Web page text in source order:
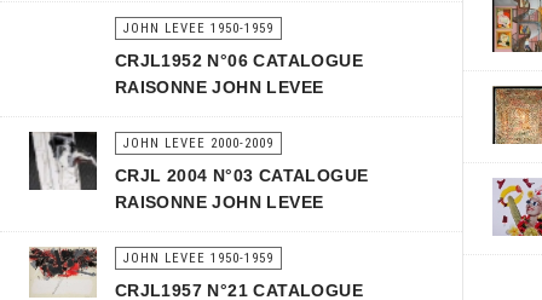
JOHN LEVEE 1950-1959
CRJL1952 N°06 CATALOGUE
RAISONNE JOHN LEVEE
JOHN LEVEE 2000-2009
CRJL 2004 N°03 CATALOGUE
RAISONNE JOHN LEVEE
JOHN LEVEE 1950-1959
CRJL1957 N°21 CATALOGUE